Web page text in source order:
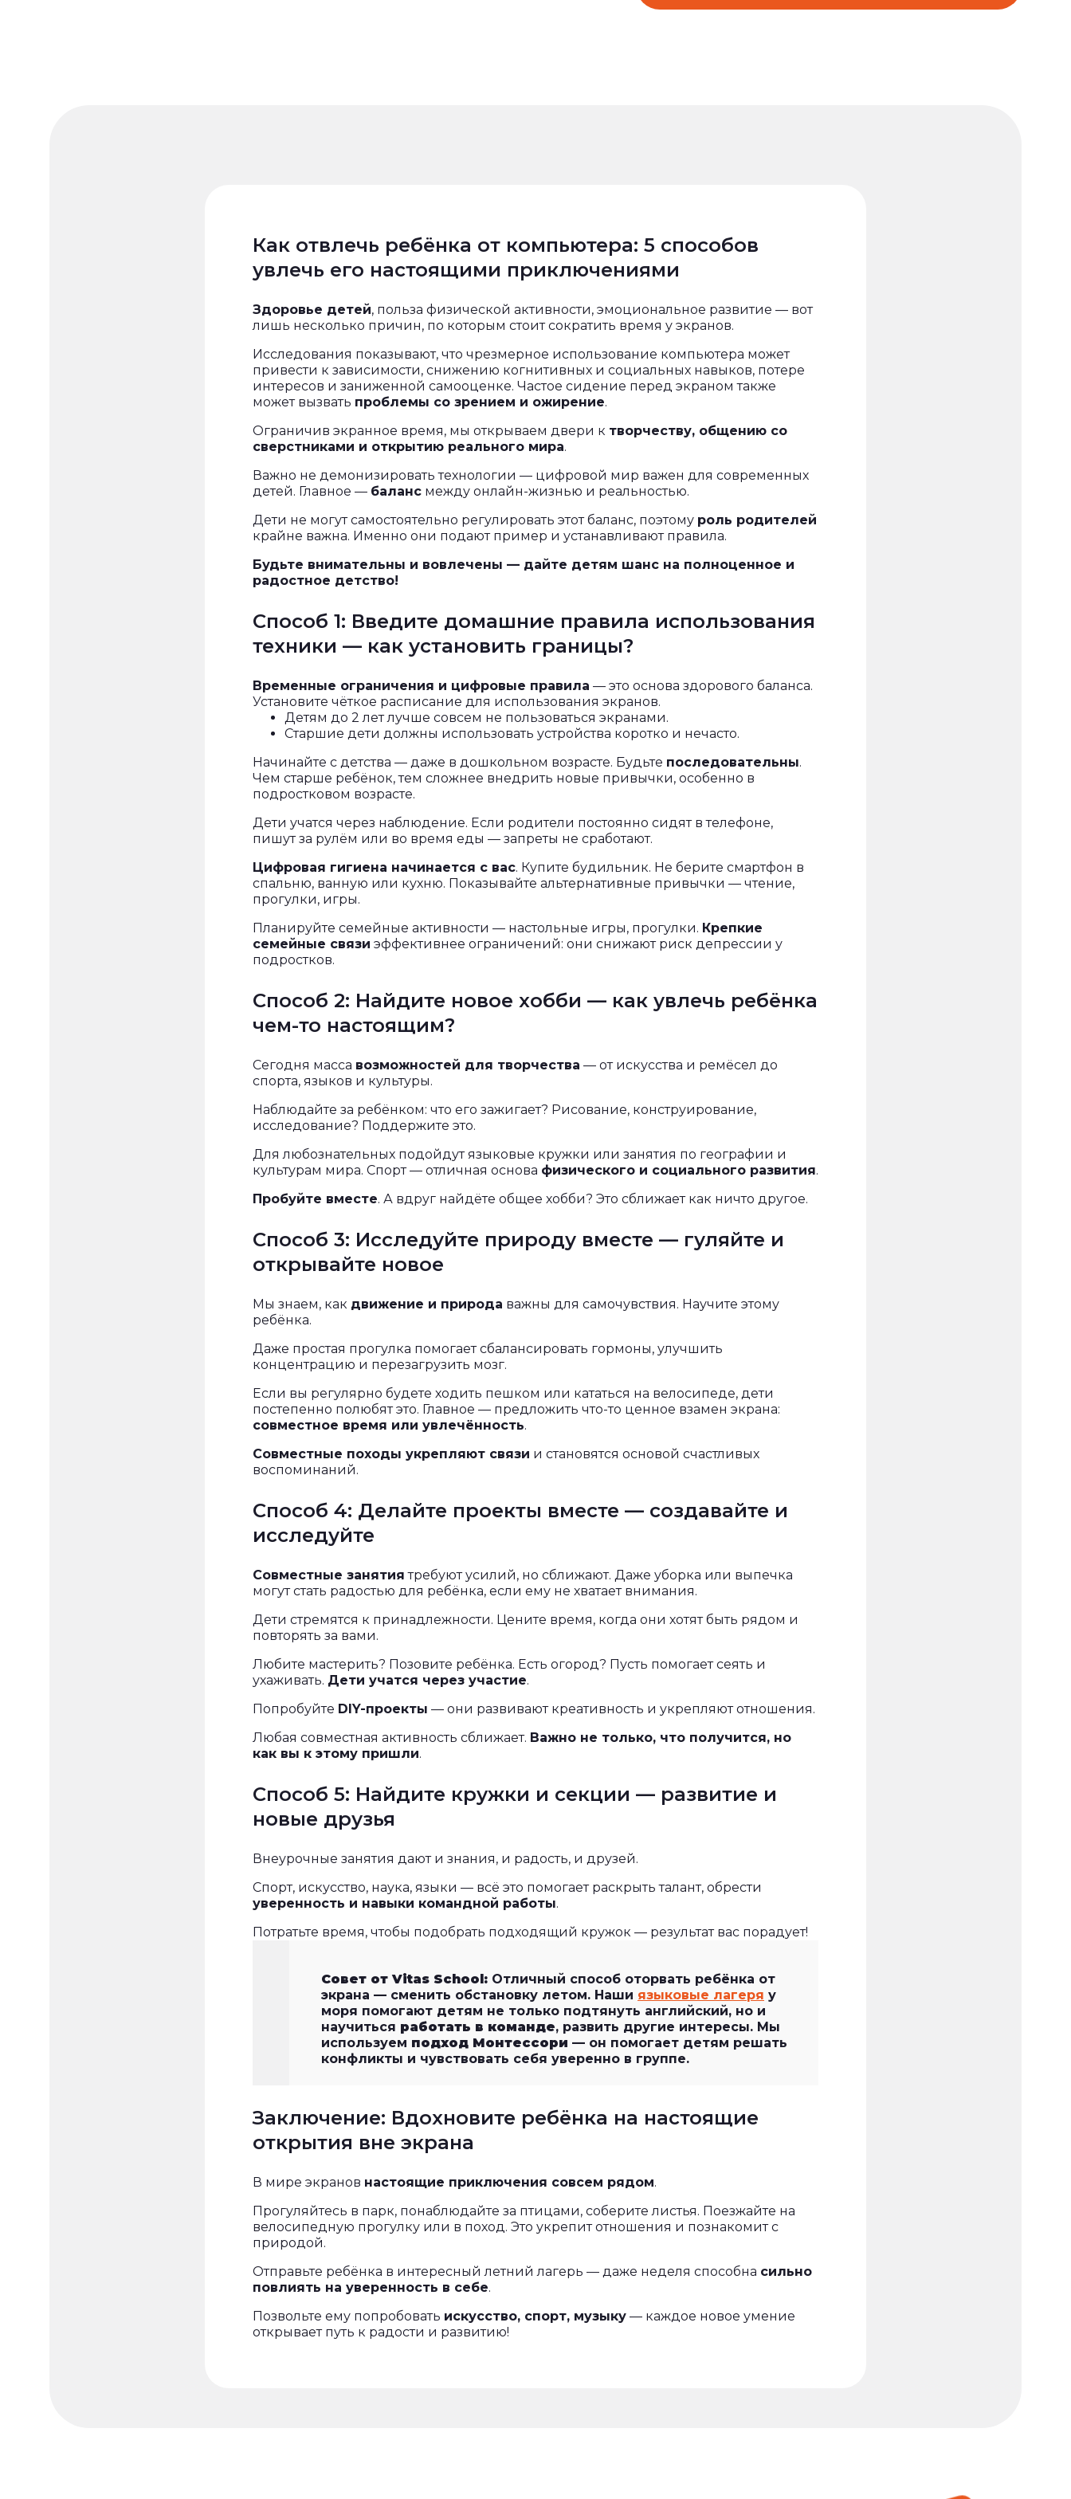
Как отвлечь ребёнка от компьютера: 5 способов
увлечь его настоящими приключениями
Здоровье детей, польза физической активности, эмоциональное развитие — вот
лишь несколько причин, по которым стоит сократить время у экранов.
Исследования показывают, что чрезмерное использование компьютера может
привести к зависимости, снижению когнитивных и социальных навыков, потере
интересов и заниженной самооценке. Частое сидение перед экраном также
может вызвать проблемы со зрением и ожирение.
Ограничив экранное время, мы открываем двери к творчеству, общению со
сверстниками и открытию реального мира.
Важно не демонизировать технологии — цифровой мир важен для современных
детей. Главное — баланс между онлайн-жизнью и реальностью.
Дети не могут самостоятельно регулировать этот баланс, поэтому роль родителей
крайне важна. Именно они подают пример и устанавливают правила.
Будьте внимательны и вовлечены — дайте детям шанс на полноценное и
радостное детство!
Способ 1: Введите домашние правила использования
техники — как установить границы?
Временные ограничения и цифровые правила — это основа здорового баланса.
Установите чёткое расписание для использования экранов.
Детям до 2 лет лучше совсем не пользоваться экранами.
Старшие дети должны использовать устройства коротко и нечасто.
Начинайте с детства — даже в дошкольном возрасте. Будьте последовательны.
Чем старше ребёнок, тем сложнее внедрить новые привычки, особенно в
подростковом возрасте.
Дети учатся через наблюдение. Если родители постоянно сидят в телефоне,
пишут за рулём или во время еды — запреты не сработают.
Цифровая гигиена начинается с вас. Купите будильник. Не берите смартфон в
спальню, ванную или кухню. Показывайте альтернативные привычки — чтение,
прогулки, игры.
Планируйте семейные активности — настольные игры, прогулки. Крепкие
семейные связи эффективнее ограничений: они снижают риск депрессии у
подростков.
Способ 2: Найдите новое хобби — как увлечь ребёнка
чем-то настоящим?
Сегодня масса возможностей для творчества — от искусства и ремёсел до
спорта, языков и культуры.
Наблюдайте за ребёнком: что его зажигает? Рисование, конструирование,
исследование? Поддержите это.
Для любознательных подойдут языковые кружки или занятия по географии и
культурам мира. Спорт — отличная основа физического и социального развития.
Пробуйте вместе. А вдруг найдёте общее хобби? Это сближает как ничто другое.
Способ 3: Исследуйте природу вместе — гуляйте и
открывайте новое
Мы знаем, как движение и природа важны для самочувствия. Научите этому
ребёнка.
Даже простая прогулка помогает сбалансировать гормоны, улучшить
концентрацию и перезагрузить мозг.
Если вы регулярно будете ходить пешком или кататься на велосипеде, дети
постепенно полюбят это. Главное — предложить что-то ценное взамен экрана:
совместное время или увлечённость.
Совместные походы укрепляют связи и становятся основой счастливых
воспоминаний.
Способ 4: Делайте проекты вместе — создавайте и
исследуйте
Совместные занятия требуют усилий, но сближают. Даже уборка или выпечка
могут стать радостью для ребёнка, если ему не хватает внимания.
Дети стремятся к принадлежности. Цените время, когда они хотят быть рядом и
повторять за вами.
Любите мастерить? Позовите ребёнка. Есть огород? Пусть помогает сеять и
ухаживать. Дети учатся через участие.
Попробуйте DIY-проекты — они развивают креативность и укрепляют отношения.
Любая совместная активность сближает. Важно не только, что получится, но
как вы к этому пришли.
Способ 5: Найдите кружки и секции — развитие и
новые друзья
Внеурочные занятия дают и знания, и радость, и друзей.
Спорт, искусство, наука, языки — всё это помогает раскрыть талант, обрести
уверенность и навыки командной работы.
Потратьте время, чтобы подобрать подходящий кружок — результат вас порадует!
Совет от Vitas School: Отличный способ оторвать ребёнка от
экрана — сменить обстановку летом. Наши языковые лагеря у
моря помогают детям не только подтянуть английский, но и
научиться работать в команде, развить другие интересы. Мы
используем подход Монтессори — он помогает детям решать
конфликты и чувствовать себя уверенно в группе.
Заключение: Вдохновите ребёнка на настоящие
открытия вне экрана
В мире экранов настоящие приключения совсем рядом.
Прогуляйтесь в парк, понаблюдайте за птицами, соберите листья. Поезжайте на
велосипедную прогулку или в поход. Это укрепит отношения и познакомит с
природой.
Отправьте ребёнка в интересный летний лагерь — даже неделя способна сильно
повлиять на уверенность в себе.
Позвольте ему попробовать искусство, спорт, музыку — каждое новое умение
открывает путь к радости и развитию!